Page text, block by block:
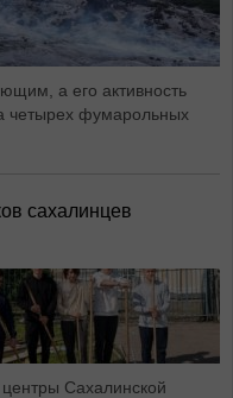
а его активность
четырех фумарольных
сахалинцев
Сахалинской